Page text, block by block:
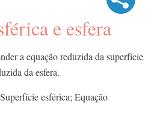
e esfera
a equação reduzida da superfície
da esfera.
esférica; Equação